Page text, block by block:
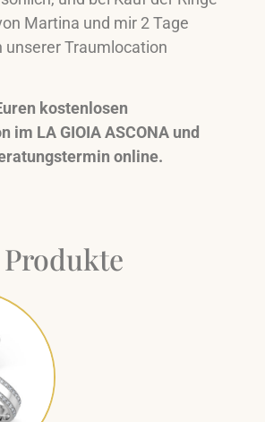
Martina und mir 2 Tage
unserer Traumlocation
kostenlosen
im LA GIOIA ASCONA und
online.